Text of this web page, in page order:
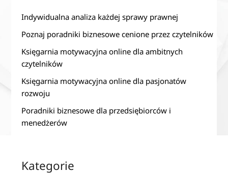
Indywidualna analiza każdej sprawy prawnej
Poznaj poradniki biznesowe cenione przez czytelników
Księgarnia motywacyjna online dla ambitnych
czytelników
Księgarnia motywacyjna online dla pasjonatów
rozwoju
Poradniki biznesowe dla przedsiębiorców i
menedżerów
Kategorie